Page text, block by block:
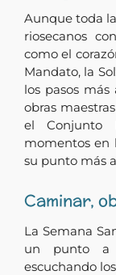
Aunque toda
riosecanos
como el
Mandato, la
los pasos
obras
el Conjunto
momentos en
su punto más
Caminar,
La Semana
un punto a
escuchando